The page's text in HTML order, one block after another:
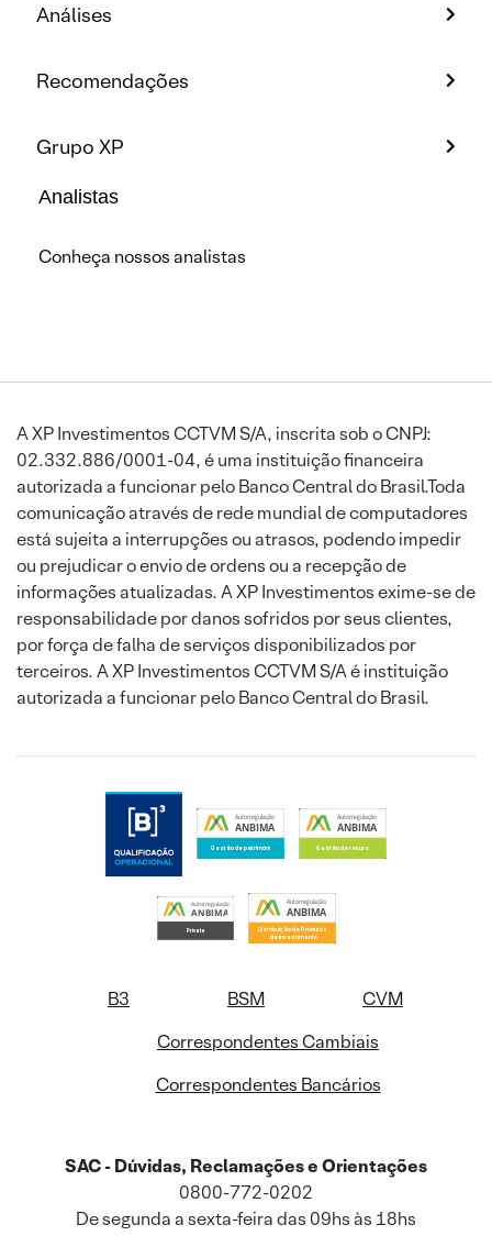
Análises
Recomendações
Grupo XP
Analistas
Conheça nossos analistas
A XP Investimentos CCTVM S/A, inscrita sob o CNPJ:
02.332.886/0001-04, é uma instituição financeira
autorizada a funcionar pelo Banco Central do Brasil.Toda
comunicação através de rede mundial de computadores
está sujeita a interrupções ou atrasos, podendo impedir
ou prejudicar o envio de ordens ou a recepção de
informações atualizadas. A XP Investimentos exime-se de
responsabilidade por danos sofridos por seus clientes,
por força de falha de serviços disponibilizados por
terceiros. A XP Investimentos CCTVM S/A é instituição
autorizada a funcionar pelo Banco Central do Brasil.
B3 BSM
CVM
Correspondentes Cambiais
Correspondentes Bancários
SAC - Dúvidas, Reclamações e Orientações
0800-772-0202
De segunda a sexta-feira das 09hs às 18hs